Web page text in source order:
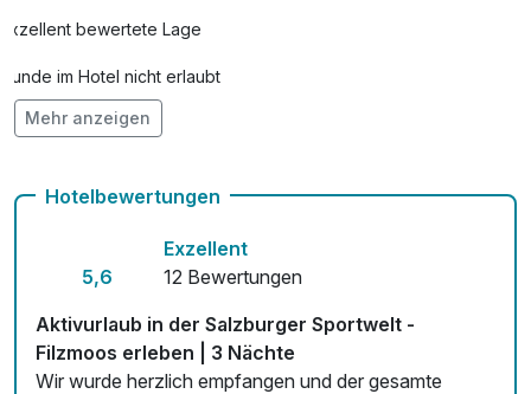
Exzellent bewertete Lage
Hunde im Hotel nicht erlaubt
Auch vegetarische Speisen
Mehr anzeigen
Hotelbewertungen
5,6
Exzellent
12 Bewertungen
Aktivurlaub in der Salzburger Sportwelt -
Filzmoos erleben | 3 Nächte
Wir wurde herzlich empfangen und der gesamte